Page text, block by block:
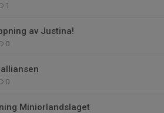
1
av Justina!
0
0
Miniorlandslaget